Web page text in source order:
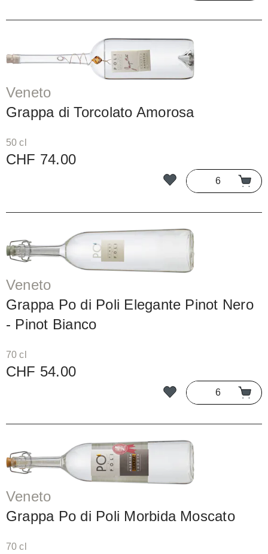
Veneto
Grappa di Torcolato Amorosa
50 cl
CHF 74.00
Veneto
Grappa Po di Poli Elegante Pinot Nero
- Pinot Bianco
70 cl
CHF 54.00
Veneto
Grappa Po di Poli Morbida Moscato
70 cl